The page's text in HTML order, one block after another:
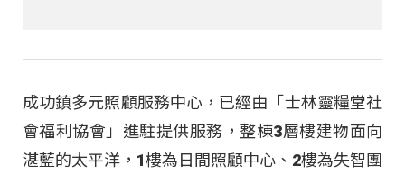
成功鎮多元照顧服務中心，已經由「士林靈糧堂社
會福利協會」進駐提供服務，整棟3層樓建物面向
湛藍的太平洋，1樓為日間照顧中心、2樓為失智團